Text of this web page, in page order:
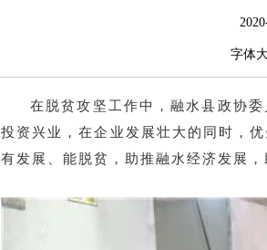
字体
在脱贫攻坚工作中，融水县政协
投资兴业，在企业发展壮大的同时，
有发展、能脱贫，助推融水经济发展，